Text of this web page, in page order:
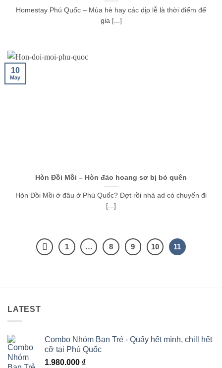
Homestay Phú Quốc – Mùa hè hay các dịp lễ là thời điểm để
gia [...]
Hòn Đồi Mồi – Hòn đảo hoang sơ bị bỏ quên
Hòn Đồi Mồi ở đâu ở Phú Quốc? Đợt rồi nhà ad có chuyến đi
[...]
10
May
1 … 8 9 10 11
LATEST
Combo Nhóm Bạn Trẻ - Quẩy hết mình, chill hết
cỡ tại Phú Quốc
1.980.000 ₫